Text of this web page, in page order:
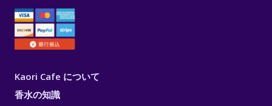
Kaori Cafe について
香水の知識